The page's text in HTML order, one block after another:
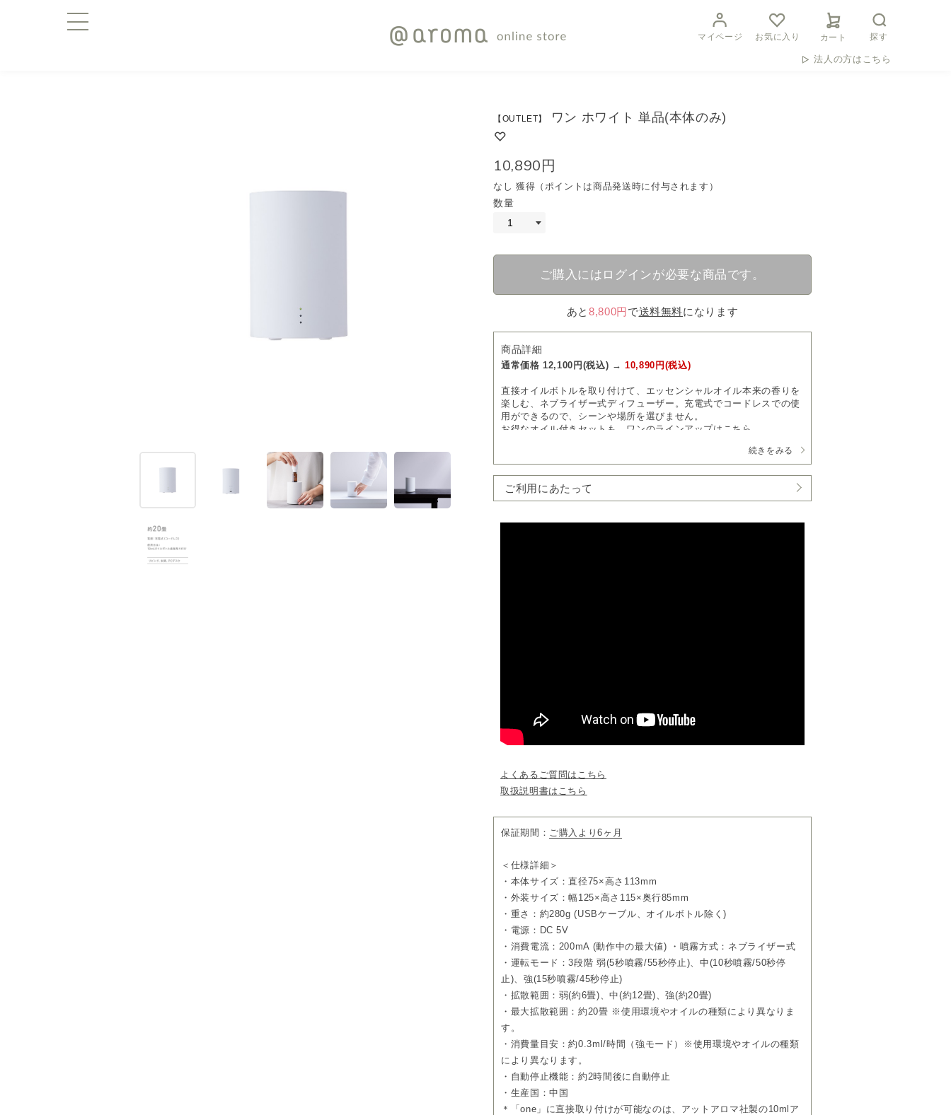
マイページ お気に入り カート 探す
法人の方はこちら
【OUTLET】 ワン ホワイト 単品(本体のみ)
10,890円
なし 獲得（ポイントは商品発送時に付与されます）
数量
ご購入にはログインが必要な商品です。
あと8,800円 で送料無料になります
商品詳細
通常価格 12,100円(税込) → 10,890円(税込)
直接オイルボトルを取り付けて、エッセンシャルオイル本来の香りを
楽しむ、ネブライザー式ディフューザー。充電式でコードレスでの使
用ができるので、シーンや場所を選びません。
お得なオイル付きセットも。ワンのラインアップは こちら
［COLUMN］オイルボトルからそのままフレッシュな香りを広げる
nebulizing diffuser one
■３つのポイント
■ネブライザー式とは
火や熱を使わず空気の圧力でオイルをミスト状にして空間へ広げる噴
水も加えないためエッセンシャルオイルそのものの香りを感じること
ができます。
ラインナップはこちら
nebulizing diffuser
■ディフューザー選びに迷った時は
人気の家庭用ディフューザー「ワン」「ソロ」「オーブ」「コウ」の
特徴やチェックポイントをまとめてご紹介。
［COLUMN］人気ディフューザー徹底比較
内容：ディフューザー本体、USBケーブル、ドロッパーオープナー、
オイルボトル（洗浄用）
続きをみる
ご利用にあたって
よくあるご質問はこちら
取扱説明書はこちら
保証期間： ご購入より6ヶ月
＜仕様詳細＞
・本体サイズ：直径75×高さ113mm
・外装サイズ：幅125×高さ115×奥行85mm
・重さ：約280g (USBケーブル、オイルボトル除く)
・電源：DC 5V
・消費電流：200mA (動作中の最大値) ・噴霧方式：ネブライザー式
・運転モード：3段階 弱(5秒噴霧/55秒停止)、中(10秒噴霧/50秒停
止)、強(15秒噴霧/45秒停止)
・拡散範囲：弱(約6畳)、中(約12畳)、強(約20畳)
・最大拡散範囲：約20畳 ※使用環境やオイルの種類により異なりま
す。
・消費量目安：約0.3ml/時間（強モード）※使用環境やオイルの種類
により異なります。
・自動停止機能：約2時間後に自動停止
・生産国：中国
＊「one」に直接取り付けが可能なのは、アットアロマ社製の10mlア